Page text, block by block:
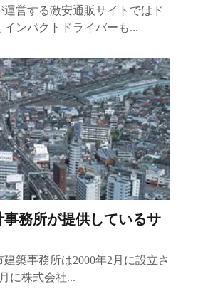
運営する激安通販サイトではド
インパクトドライバーも...
務所が提供しているサ
築事務所は2000年2月に設立さ
に株式会社...